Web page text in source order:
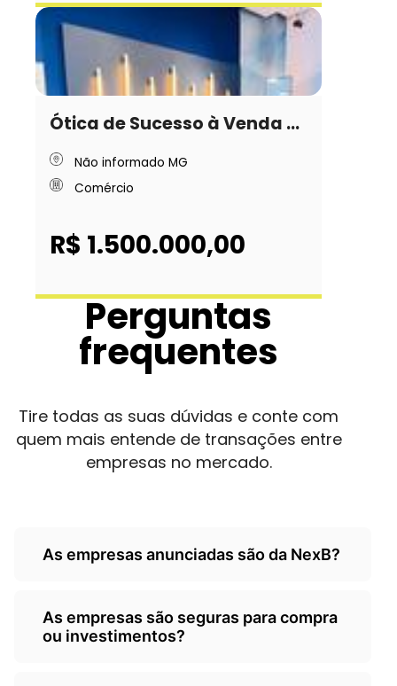
Ótica de Sucesso à Venda ...
Não informado MG
Comércio
R$ 1.500.000,00
Perguntas
frequentes
Tire todas as suas dúvidas e conte com
quem mais entende de transações entre
empresas no mercado.
As empresas anunciadas são da NexB?
Não, as empresas são de
terceiros/empresarios e a Nexb atua
As empresas são seguras para compra
ou investimentos?